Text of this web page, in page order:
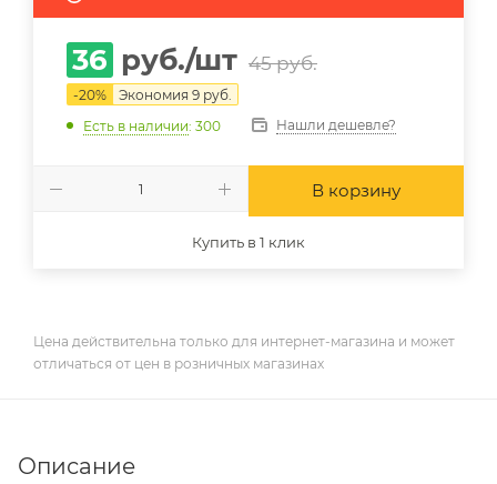
36 руб./шт 45руб.
-20% Экономия 9 руб.
Есть в наличии: 300 Нашли дешевле?
В корзину
Купить в 1 клик
Цена действительна только для интернет-магазина и может
отличаться от цен в розничных магазинах
Описание